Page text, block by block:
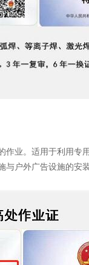
作业。适用于利用专
与户外广告设施的安